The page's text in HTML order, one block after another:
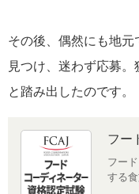
その後、偶然にも地
見つけ、迷わず応募
と踏み出したのです。
フー
フー
する